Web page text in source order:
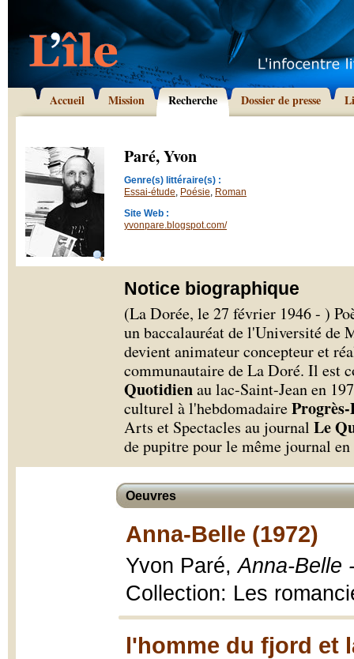
Accueil Mission Recherche Dossier de presse
Paré, Yvon
Genre(s) littéraire(s) :
Essai-étude, Poésie, Roman
Site Web :
yvonpare.blogspot.com/
Notice biographique
(La Dorée, le 27 février 1946 - )
un baccalauréat de l'Université de
devient animateur concepteur et
communautaire de La Doré. Il est
Quotidienau lac-Saint-Jean en
culturel à l'hebdomadaire
Arts et Spectacles au journal Le
de pupitre pour le même journal en
Oeuvres
Anna-Belle (1972)
Yvon Paré,Anna-Belle
Collection: Les
l'homme du fjord et